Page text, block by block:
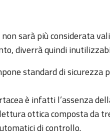
sarà più considerata
diverrà quindi
standard di sicurezza
è infatti l’assenza
ottica composta da
di controllo.